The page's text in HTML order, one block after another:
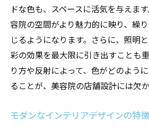
収納スペースの確保と整
快適な待合スペースの作り
スタッフの働きやすさを考
ドの設計
リラックス空間を提供する美
舗設計アイディア
リラクゼーション効果を高
ドな色も、スペースに活気を与えま
容院の空間がより魅力的に映り、繰
じるようになります。さらに、照明
彩の効果を最大限に引き出すことも
り方や反射によって、色がどのよう
ることが、美容院の店舗設計には欠か
モダンなインテリアデザインの特